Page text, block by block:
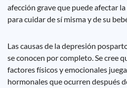
afección grave que puede afectar
para cuidar de sí misma y de su
Las causas de la depresión
se conocen por completo. Se cree
factores físicos y emocionales
hormonales que ocurren después